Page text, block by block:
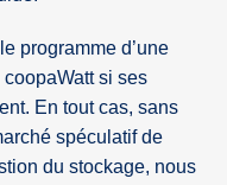
programme d’une
si ses
En tout cas, sans
spéculatif de
du stockage, nous